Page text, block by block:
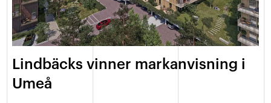
Lindbäcks vinner markanvisning i
Umeå